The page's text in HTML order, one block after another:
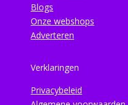
Blogs
Onze webshops
Adverteren
Verklaringen
Privacybeleid